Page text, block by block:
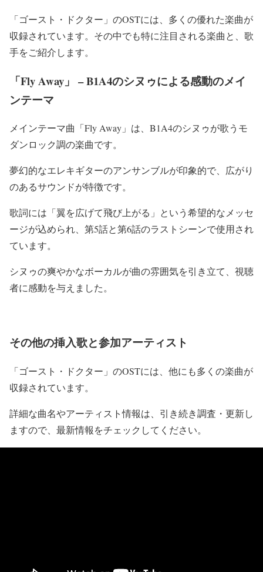
「ゴースト・ドクター」のOSTには、多くの優れた楽曲が
収録されています。その中でも特に注目される楽曲と、歌
手をご紹介します。
「Fly Away」 – B1A4のシヌゥによる感動のメイ
ンテーマ
メインテーマ曲「Fly Away」は、B1A4のシヌゥが歌うモ
ダンロック調の楽曲です。
夢幻的なエレキギターのアンサンブルが印象的で、広がり
のあるサウンドが特徴です。
歌詞には「翼を広げて飛び上がる」という希望的なメッセ
ージが込められ、第5話と第6話のラストシーンで使用され
ています。
シヌゥの爽やかなボーカルが曲の雰囲気を引き立て、視聴
者に感動を与えました。
その他の挿入歌と参加アーティスト
「ゴースト・ドクター」のOSTには、他にも多くの楽曲が
収録されています。
詳細な曲名やアーティスト情報は、引き続き調査・更新し
ますので、最新情報をチェックしてください。